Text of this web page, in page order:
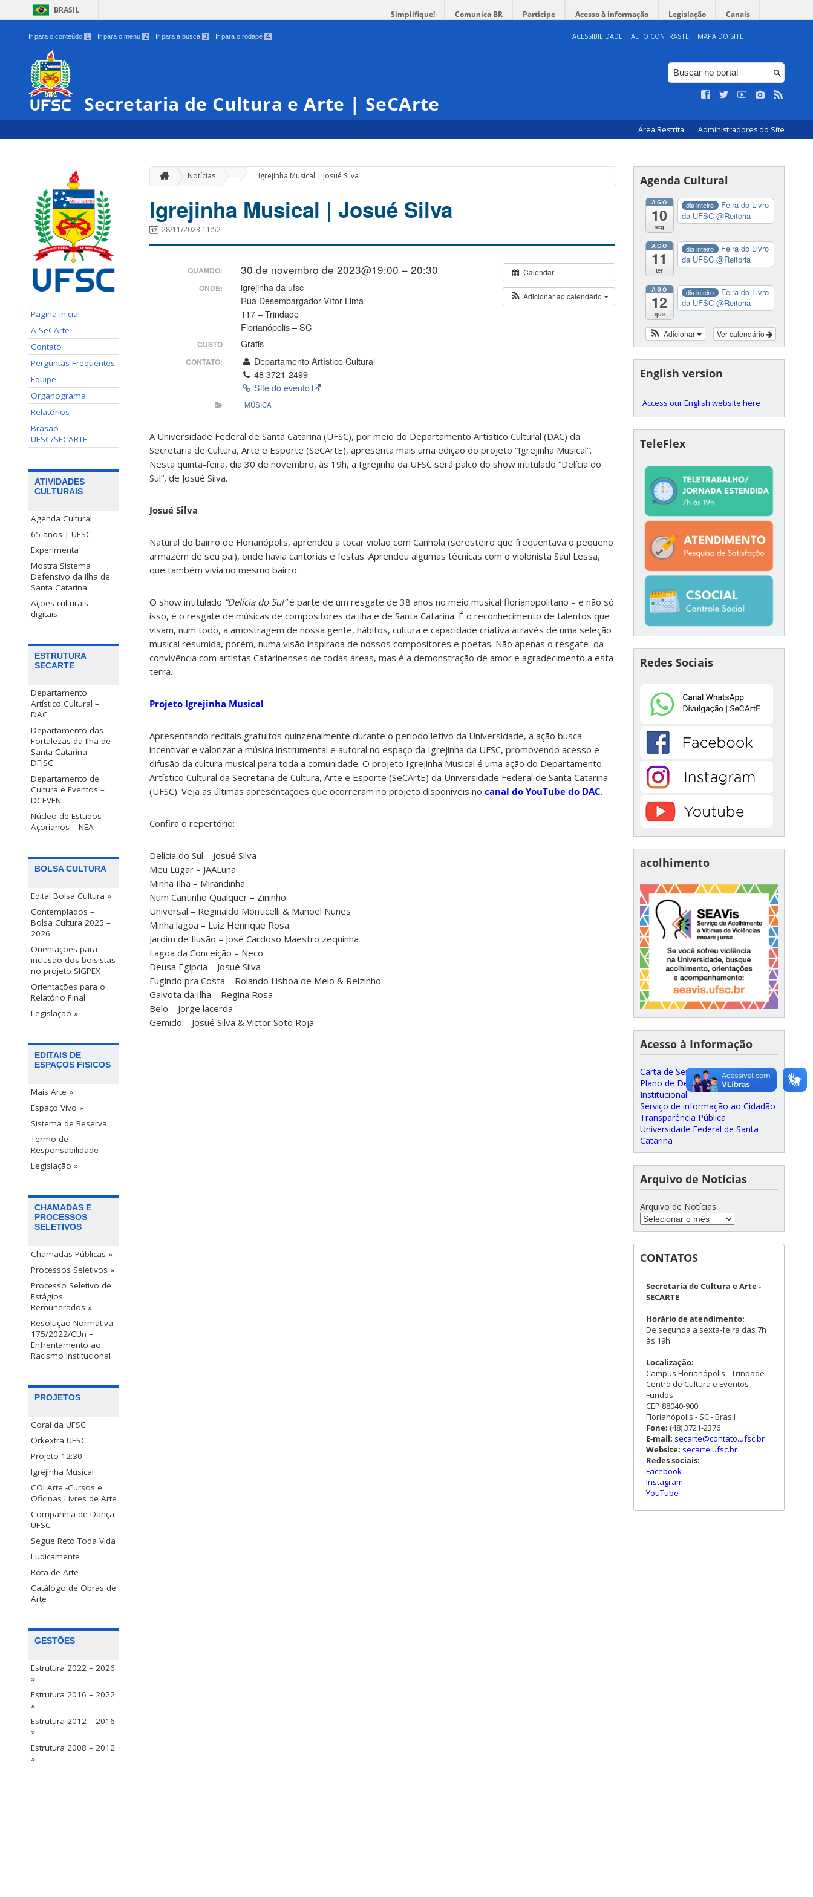
BRASIL Simplifique! Comunica BR Participe Acesso à informação Legislação Canais
Ir para o conteúdo 1 Ir para o menu 2 Ir para a busca 3 Ir para o rodapé 4 ACESSIBILIDADE ALTO CONTRASTE MAPA DO SITE
Secretaria de Cultura e Arte | SeCArte
Área Restrita Administradores do Site
Pagina inicial
A SeCArte
Contato
Perguntas Frequentes
Equipe
Organograma
Relatórios
Brasão
UFSC/SECARTE
ATIVIDADES
CULTURAIS
Agenda Cultural
65 anos | UFSC
Experimenta
Mostra Sistema
Defensivo da Ilha de
Santa Catarina
Ações culturais
digitais
ESTRUTURA
SECARTE
Departamento
Artístico Cultural –
DAC
Departamento das
Fortalezas da Ilha de
Santa Catarina –
DFISC
Departamento de
Cultura e Eventos –
DCEVEN
Núcleo de Estudos
Açorianos – NEA
BOLSA CULTURA
Edital Bolsa Cultura »
Contemplados –
Bolsa Cultura 2025 –
2026
Orientações para
inclusão dos bolsistas
no projeto SIGPEX
Orientações para o
Relatório Final
Legislação »
EDITAIS DE
ESPAÇOS FISICOS
Mais Arte »
Espaço Vivo »
Sistema de Reserva
Termo de
Responsabilidade
Legislação »
CHAMADAS E
PROCESSOS
SELETIVOS
Chamadas Públicas »
Processos Seletivos »
Processo Seletivo de
Estágios
Remunerados »
Resolução Normativa
175/2022/CUn –
Enfrentamento ao
Racismo Institucional
PROJETOS
Coral da UFSC
Orkextra UFSC
Projeto 12:30
Igrejinha Musical
COLArte -Cursos e
Oficinas Livres de Arte
Companhia de Dança
UFSC
Segue Reto Toda Vida
Ludicamente
Rota de Arte
Catálogo de Obras de
Arte
GESTÕES
Estrutura 2022 – 2026
»
Estrutura 2016 – 2022
»
Estrutura 2012 – 2016
»
Estrutura 2008 – 2012
»
Notícias Igrejinha Musical | Josué Silva
Igrejinha Musical | Josué Silva
28/11/2023 11:52
Calendar
Adicionar ao calendário
QUANDO: 30 de novembro de 2023@19:00 – 20:30
ONDE:
igrejinha da ufsc
Rua Desembargador Vítor Lima
117 – Trindade
Florianópolis – SC
CUSTO Grátis
CONTATO:
Departamento Artístico Cultural
48 3721-2499
Site do evento
MÚSICA
A Universidade Federal de Santa Catarina (UFSC), por meio do Departamento Artístico Cultural (DAC) da
Secretaria de Cultura, Arte e Esporte (SeCArtE), apresenta mais uma edição do projeto “Igrejinha Musical”.
Nesta quinta-feira, dia 30 de novembro, às 19h, a Igrejinha da UFSC será palco do show intitulado “Delícia do
Sul”, de Josué Silva.
Josué Silva
Natural do bairro de Florianópolis, aprendeu a tocar violão com Canhola (seresteiro que frequentava o pequeno
armazém de seu pai), onde havia cantorias e festas. Aprendeu algumas técnicas com o violonista Saul Lessa,
que também vivia no mesmo bairro.
O show intitulado “Delícia do Sul”é parte de um resgate de 38 anos no meio musical florianopolitano – e não só
isso, é o resgate de músicas de compositores da ilha e de Santa Catarina. É o reconhecimento de talentos que
visam, num todo, a amostragem de nossa gente, hábitos, cultura e capacidade criativa através de uma seleção
musical resumida, porém, numa visão inspirada de nossos compositores e poetas. Não apenas o resgate da
convivência com artistas Catarinenses de todas áreas, mas é a demonstração de amor e agradecimento a esta
terra.
Projeto Igrejinha Musical
Apresentando recitais gratuitos quinzenalmente durante o período letivo da Universidade, a ação busca
incentivar e valorizar a música instrumental e autoral no espaço da Igrejinha da UFSC, promovendo acesso e
difusão da cultura musical para toda a comunidade. O projeto Igrejinha Musical é uma ação do Departamento
Artístico Cultural da Secretaria de Cultura, Arte e Esporte (SeCArtE) da Universidade Federal de Santa Catarina
(UFSC). Veja as últimas apresentações que ocorreram no projeto disponíveis no canal do YouTube do DAC.
Confira o repertório:
Delícia do Sul – Josué Silva
Meu Lugar – JAALuna
Minha Ilha – Mirandinha
Num Cantinho Qualquer – Zininho
Universal – Reginaldo Monticelli & Manoel Nunes
Minha lagoa – Luiz Henrique Rosa
Jardim de Ilusão – José Cardoso Maestro zequinha
Lagoa da Conceição – Neco
Deusa Egípcia – Josué Silva
Fugindo pra Costa – Rolando Lisboa de Melo & Reizinho
Gaivota da Ilha – Regina Rosa
Belo – Jorge lacerda
Gemido – Josué Silva & Victor Soto Roja
Agenda Cultural
AGO
10
seg
dia inteiro
Feira do Livro
da UFSC @Reitoria
AGO
11
ter
dia inteiro
Feira do Livro
da UFSC @Reitoria
AGO
12
qua
dia inteiro
Feira do Livro
da UFSC @Reitoria
Ver calendário
Adicionar
English version
Access our English website here
TeleFlex
Redes Sociais
acolhimento
Acesso à Informação
Carta de Serviços ao Cidadão
Plano de Desenvolvimento
Institucional
Serviço de informação ao Cidadão
Transparência Pública
Universidade Federal de Santa
Catarina
Arquivo de Notícias
Arquivo de Notícias
CONTATOS
Secretaria de Cultura e Arte -
SECARTE
Horário de atendimento:
De segunda a sexta-feira das 7h
às 19h
Localização:
Campus Florianópolis - Trindade
Centro de Cultura e Eventos -
Fundos
CEP 88040-900
Florianópolis - SC - Brasil
Fone: (48) 3721-2376
E-mail: secarte@contato.ufsc.br
Website: secarte.ufsc.br
Redes sociais:
Facebook
Instagram
YouTube